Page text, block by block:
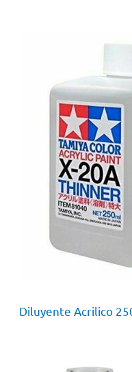
Diluyente Acrilico